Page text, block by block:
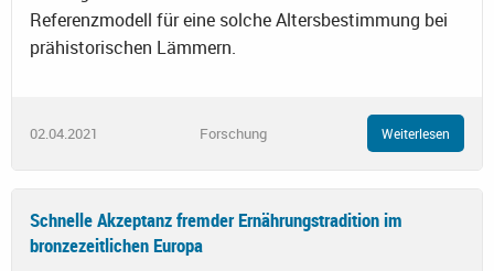
Referenzmodell für eine solche Altersbestimmung bei
prähistorischen Lämmern.
02.04.2021 Forschung Weiterlesen
Schnelle Akzeptanz fremder Ernährungstradition im
bronzezeitlichen Europa